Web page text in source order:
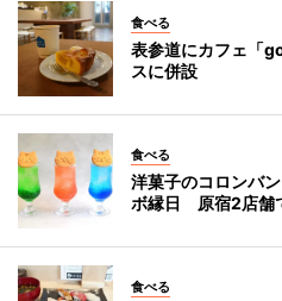
食べる
表参道にカフェ「
スに併設
食べる
洋菓子のコロンバ
ボ縁日 原宿2店舗
食べる